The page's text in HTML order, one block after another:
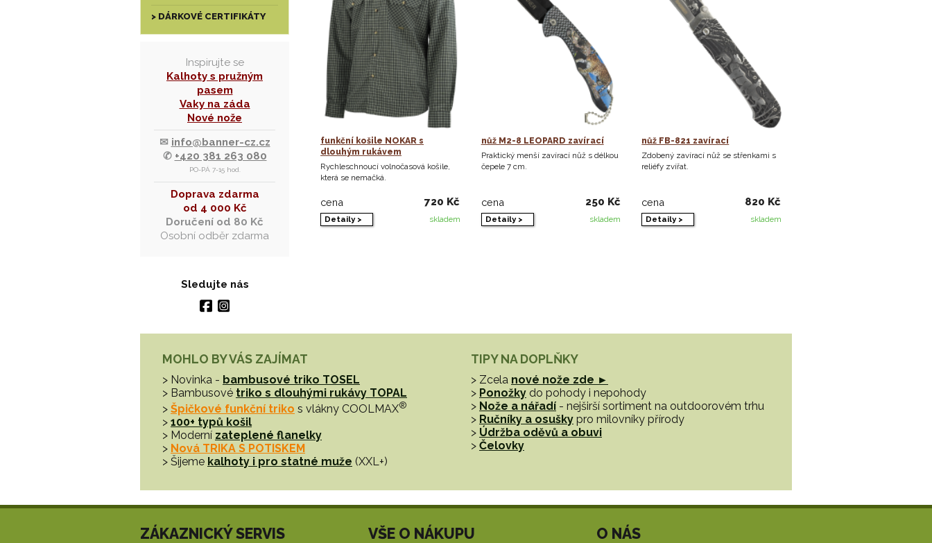
> DÁRKOVÉ CERTIFIKÁTY
Inspirujte se
Kalhoty s pružným
pasem
Vaky na záda
Nové nože
✉ info@banner-cz.cz
✆ +420 381 263 080
PO-PÁ 7-15 hod.
Doprava zdarma
od 4 000 Kč
Doručení od 80 Kč
Osobní odběr zdarma
Sledujte nás
funkční košile NOKAR s
dlouhým rukávem
Rychleschnoucí volnočasová košile,
která se nemačká.
cena 720 Kč
Detaily > skladem
nůž M2-8 LEOPARD zavírací
Praktický menší zavírací nůž s délkou
čepele 7 cm.
cena 250 Kč
Detaily > skladem
nůž FB-821 zavírací
Zdobený zavírací nůž se střenkami s
reliéfy zvířat.
cena 820 Kč
Detaily > skladem
MOHLO BY VÁS ZAJÍMAT
> Novinka - bambusové triko TOSEL
> Bambusové triko s dlouhými rukávy TOPAL
> Špičkové funkční triko s vlákny COOLMAX®
> 100+ typů košil
> Moderní zateplené flanelky
> Nová TRIKA S POTISKEM
> Šijeme kalhoty i pro statné muže (XXL+)
TIPY NA DOPLŇKY
> Zcela nové nože zde ►
> Ponožky do pohody i nepohody
> Nože a nářadí - nejširší sortiment na outdoorovém trhu
> Ručníky a osušky pro milovníky přírody
> Údržba oděvů a obuvi
> Čelovky
ZÁKAZNICKÝ SERVIS VŠE O NÁKUPU O NÁS